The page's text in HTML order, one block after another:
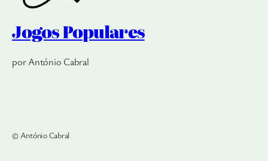
Jogos Populares
por António Cabral
© António Cabral